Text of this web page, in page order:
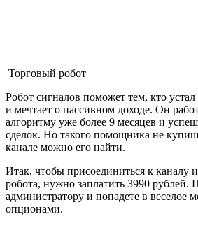
Торговый робот
Робот сигналов поможет тем, кто
и мечтает о пассивном доходе. Он
алгоритму уже более 9 месяцев и
сделок. Но такого помощника не
канале можно его найти.
Итак, чтобы присоединиться к каналу
робота, нужно заплатить 3990 рублей.
администратору и попадете в веселое
опционами.